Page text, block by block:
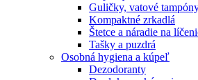
Guličky, vatové
Kompaktné zrkadlá
Štetce a náradie na
Tašky a puzdrá
Osobná hygiena a kúpeľ
Dezodoranty